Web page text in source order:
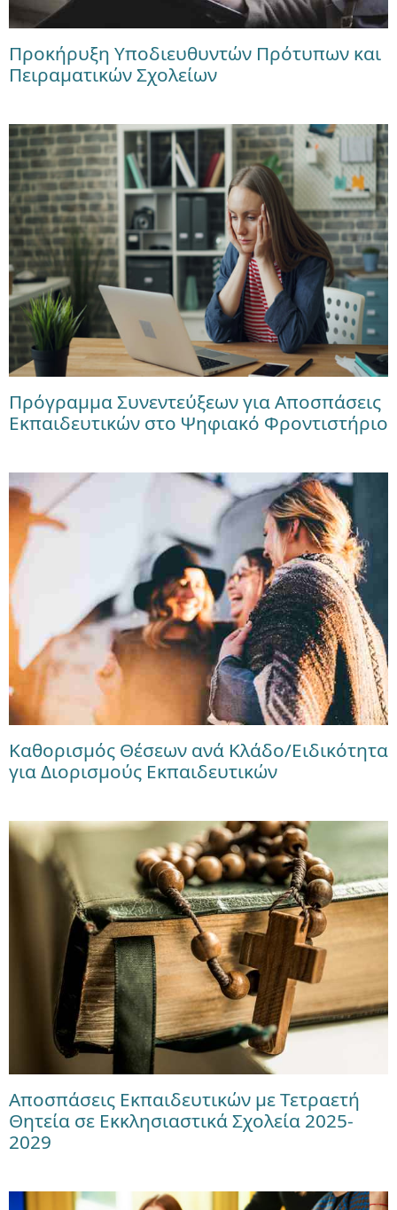
Προκήρυξη Υποδιευθυντών Πρότυπων και
Πειραματικών Σχολείων
Πρόγραμμα Συνεντεύξεων για Αποσπάσεις
Εκπαιδευτικών στο Ψηφιακό Φροντιστήριο
Καθορισμός Θέσεων ανά Κλάδο/Ειδικότητα
για Διορισμούς Εκπαιδευτικών
Αποσπάσεις Εκπαιδευτικών με Τετραετή
Θητεία σε Εκκλησιαστικά Σχολεία 2025-
2029